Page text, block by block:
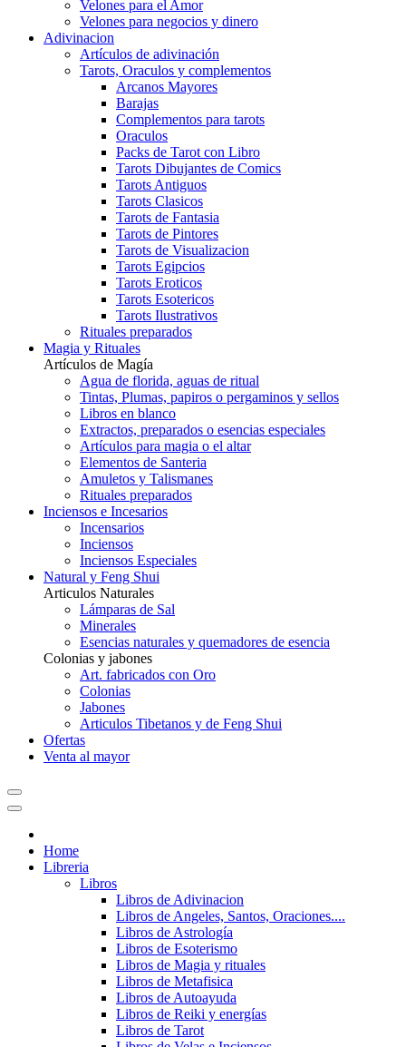
Velones para el Amor
Velones para negocios y dinero
Adivinacion
Artículos de adivinación
Tarots, Oraculos y complementos
Arcanos Mayores
Barajas
Complementos para tarots
Oraculos
Packs de Tarot con Libro
Tarots Dibujantes de Comics
Tarots Antiguos
Tarots Clasicos
Tarots de Fantasia
Tarots de Pintores
Tarots de Visualizacion
Tarots Egipcios
Tarots Eroticos
Tarots Esotericos
Tarots Ilustrativos
Rituales preparados
Magia y Rituales
Artículos de Magía
Agua de florida, aguas de ritual
Tintas, Plumas, papiros o pergaminos y sellos
Libros en blanco
Extractos, preparados o esencias especiales
Artículos para magia o el altar
Elementos de Santeria
Amuletos y Talismanes
Rituales preparados
Inciensos e Incesarios
Incensarios
Inciensos
Inciensos Especiales
Natural y Feng Shui
Articulos Naturales
Lámparas de Sal
Minerales
Esencias naturales y quemadores de esencia
Colonias y jabones
Art. fabricados con Oro
Colonias
Jabones
Articulos Tibetanos y de Feng Shui
Ofertas
Venta al mayor
Home
Libreria
Libros
Libros de Adivinacion
Libros de Angeles, Santos, Oraciones....
Libros de Astrología
Libros de Esoterismo
Libros de Magia y rituales
Libros de Metafisica
Libros de Autoayuda
Libros de Reiki y energías
Libros de Tarot